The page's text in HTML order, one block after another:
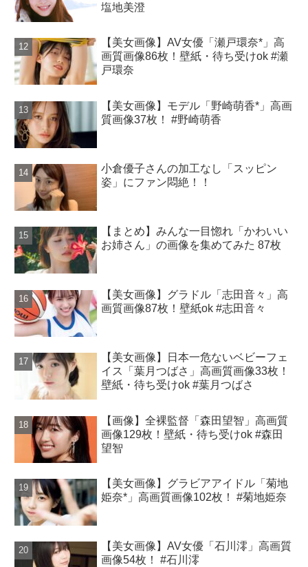
塩地美澄
【美女画像】AV女優「瀬戸環奈*」高
画質画像86枚！壁紙・待ち受けok #瀬
戸環奈
【美女画像】モデル「野崎萌香*」高画
質画像37枚！ #野崎萌香
小倉優子さんの加工なし「スッピン
姿」にファン悶絶！！
【まとめ】みんな一目惚れ「かわいい
お姉さん」の画像を集めてみた 87枚
【美女画像】グラドル「志田音々」高
画質画像87枚！壁紙ok #志田音々
【美女画像】日本一危ないベビーフェ
イス「葉月つばさ」高画質画像33枚！
壁紙・待ち受けok #葉月つばさ
【画像】全裸監督「森田望智」高画質
画像129枚！壁紙・待ち受けok #森田
望智
【美女画像】グラビアアイドル「菊地
姫奈*」高画質画像102枚！ #菊地姫奈
【美女画像】AV女優「石川澪」高画質
画像54枚！ #石川澪